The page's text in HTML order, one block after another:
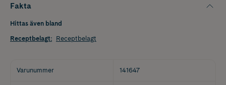
Fakta
Hittas även bland
Receptbelagt: Receptbelagt
Varunummer 141647